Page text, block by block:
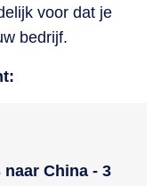
voor dat je
bedrijf.
China - 3